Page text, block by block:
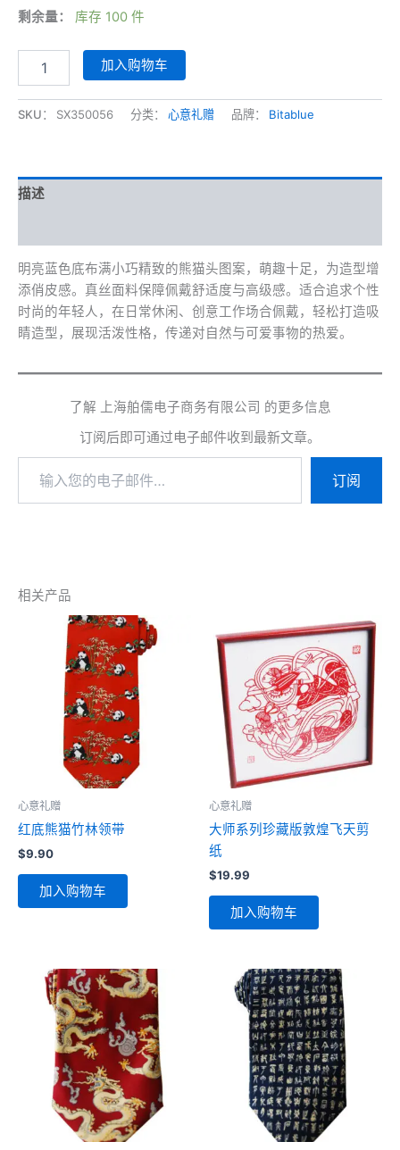
剩余量： 库存 100 件
小
领
带
加入购物车
SKU： SX350056 分类： 心意礼赠 品牌： Bitablue
描述
明亮蓝色底布满小巧精致的熊猫头图案，萌趣十足，为造型增
添俏皮感。真丝面料保障佩戴舒适度与高级感。适合追求个性
时尚的年轻人，在日常休闲、创意工作场合佩戴，轻松打造吸
睛造型，展现活泼性格，传递对自然与可爱事物的热爱。
了解 上海舶儒电子商务有限公司 的更多信息
订阅后即可通过电子邮件收到最新文章。
您
件…
订阅
相关产品
心意礼赠
红底熊猫竹林领带
$9.90
加入购物车
心意礼赠
大师系列珍藏版敦煌飞天剪
纸
$19.99
加入购物车